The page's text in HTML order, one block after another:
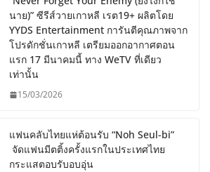
นาย)” ซีรีส์วายเกาหลี เรต19+ ผลิตโดย
YYDS Entertainment การันตีคุณภาพจาก
โปรดักชั่นเกาหลี เตรียมออกอากาศตอน
แรก 17 มีนาคมนี้ ทาง WeTV ที่เดียว
เท่านั้น
15/03/2026
แฟนคลับไทยแห่ต้อนรับ “Noh Seul-bi”
จัดแฟนมีตติ้งครั้งแรกในประเทศไทย
กระแสตอบรับอบอุ่น